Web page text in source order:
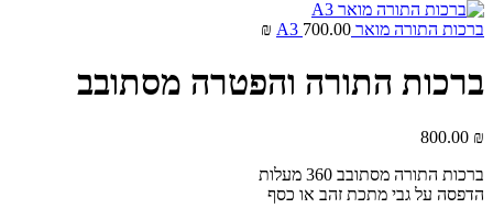
ברכות התורה מואר A3 700.00
₪
ברכות התורה והפטרה מסתובב
800.00 ₪
ברכות התורה מסתובב 360 מעלות
הדפסה על גבי מתכת זהב או כסף